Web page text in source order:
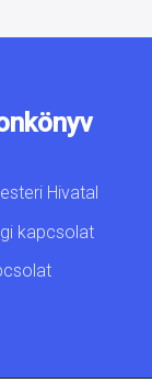
Hivatal
kapcsolat